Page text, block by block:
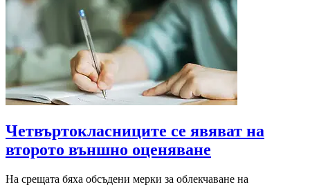
Четвъртокласниците се явяват на
второто външно оценяване
На срещата бяха обсъдени мерки за облекчаване на